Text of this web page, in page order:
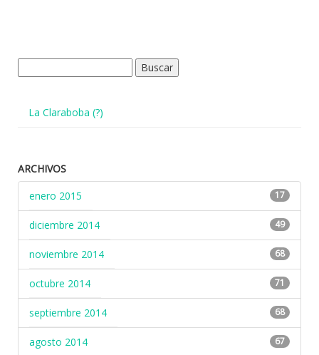
La Claraboba (?)
ARCHIVOS
enero 2015
17
diciembre 2014 49
noviembre 2014 68
octubre 2014 71
septiembre 2014 68
agosto 2014 67